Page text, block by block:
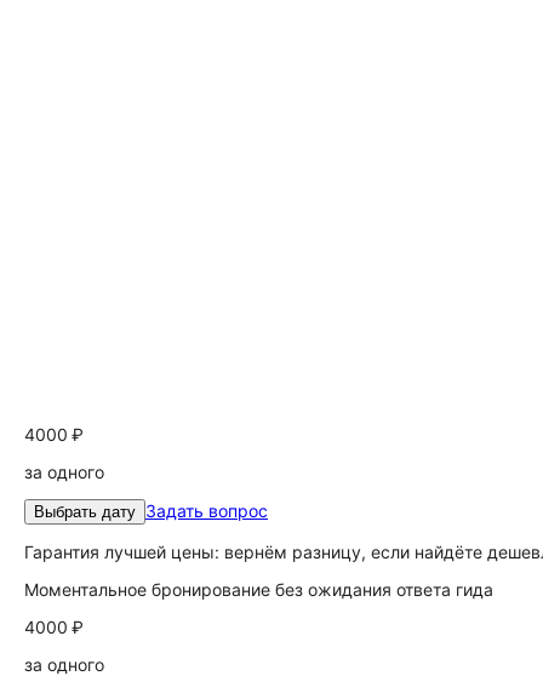
4000 ₽
за одного
Выбрать дату Задать вопрос
Гарантия лучшей цены: вернём разницу, если найдёте
Моментальное бронирование без ожидания ответа гида
4000 ₽
за одного